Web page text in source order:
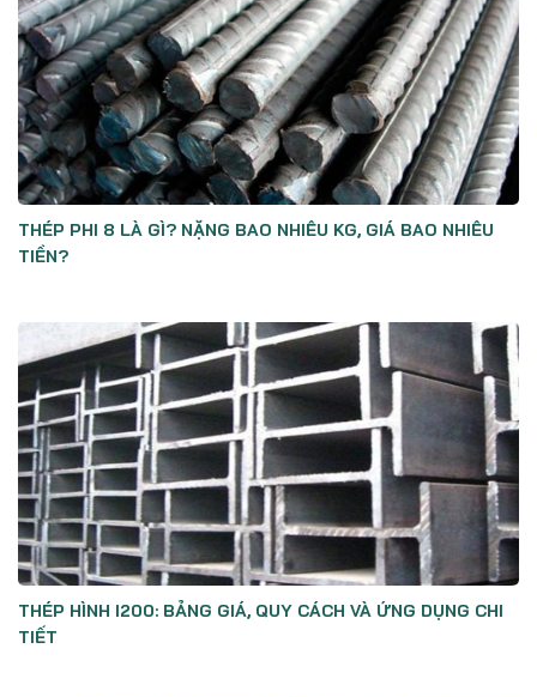
THÉP PHI 8 LÀ GÌ? NẶNG BAO NHIÊU KG, GIÁ BAO NHIÊU
TIỀN?
THÉP HÌNH I200: BẢNG GIÁ, QUY CÁCH VÀ ỨNG DỤNG CHI
TIẾT